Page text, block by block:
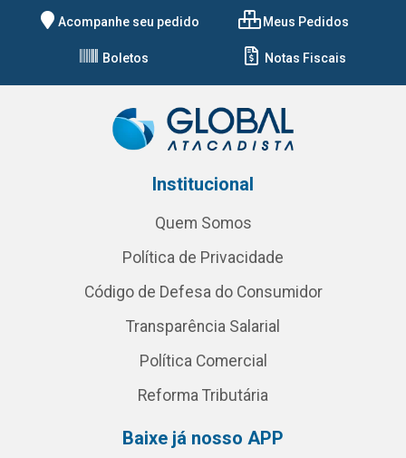
Acompanhe seu pedido Meus Pedidos
Boletos Notas Fiscais
Institucional
Quem Somos
Política de Privacidade
Código de Defesa do Consumidor
Transparência Salarial
Política Comercial
Reforma Tributária
Baixe já nosso APP